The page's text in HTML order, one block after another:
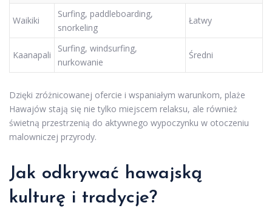
Waikiki
Surfing, paddleboarding,
snorkeling
Łatwy
Kaanapali
Surfing, windsurfing,
nurkowanie
Średni
Dzięki zróżnicowanej ofercie i wspaniałym warunkom, plaże
Hawajów stają się nie tylko miejscem relaksu, ale również
świetną przestrzenią do aktywnego wypoczynku w otoczeniu
malowniczej przyrody.
Jak odkrywać hawajską
kulturę i tradycje?